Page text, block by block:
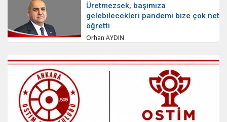
Üretmezsek, başımıza
gelebilecekleri pandemi bize çok net
öğretti
Orhan AYDIN